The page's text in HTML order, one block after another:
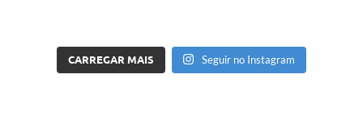
CARREGAR MAIS Seguir no Instagram